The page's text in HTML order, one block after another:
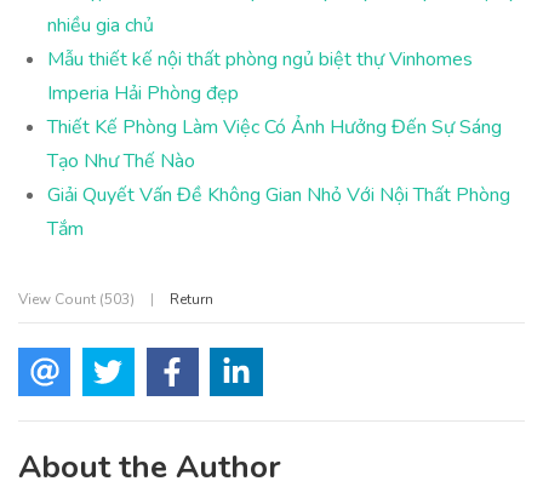
nhiều gia chủ
Mẫu thiết kế nội thất phòng ngủ biệt thự Vinhomes
Imperia Hải Phòng đẹp
Thiết Kế Phòng Làm Việc Có Ảnh Hưởng Đến Sự Sáng
Tạo Như Thế Nào
Giải Quyết Vấn Đề Không Gian Nhỏ Với Nội Thất Phòng
Tắm
View Count (503) | Return
About the Author